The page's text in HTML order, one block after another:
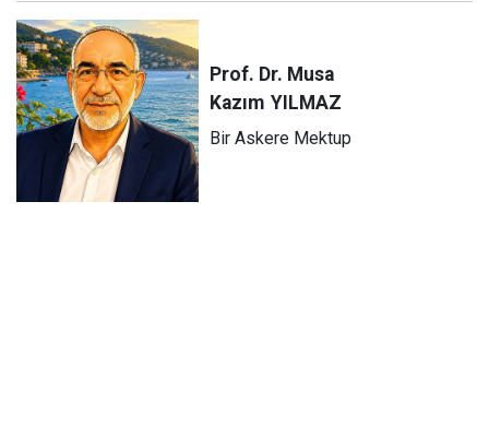
Prof. Dr. Musa
Kazım YILMAZ
Bir Askere Mektup